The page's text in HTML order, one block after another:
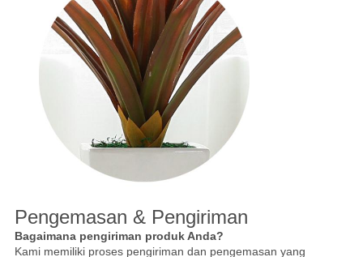
Pengemasan & Pengiriman
Bagaimana pengiriman produk Anda?
Kami memiliki proses pengiriman dan pengemasan yang